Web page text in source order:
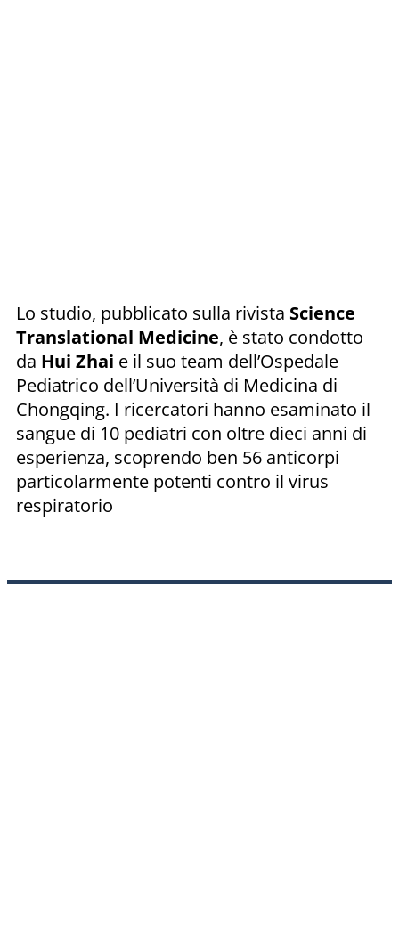
Lo studio, pubblicato sulla rivista Science
Translational Medicine, è stato condotto
da Hui Zhai e il suo team dell’Ospedale
Pediatrico dell’Università di Medicina di
Chongqing. I ricercatori hanno esaminato il
sangue di 10 pediatri con oltre dieci anni di
esperienza, scoprendo ben 56 anticorpi
particolarmente potenti contro il virus
respiratorio